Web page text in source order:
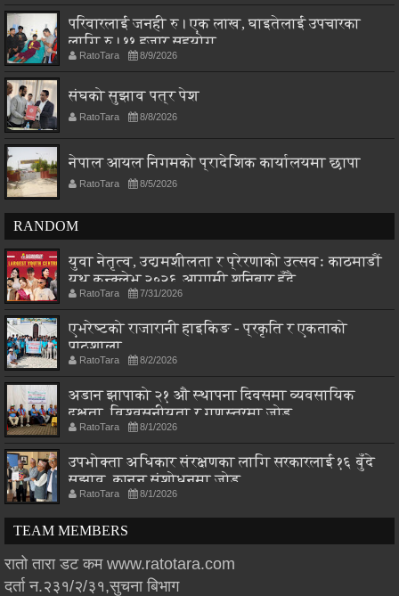
परिवारलाई जनही रु। एक लाख, घाइतेलाई उपचारका
लागि रु। ११ हजार सहयोग
RatoTara 8/9/2026
संघको सुझाव पत्र पेश
RatoTara 8/8/2026
नेपाल आयल निगमको प्रादेशिक कार्यालयमा छापा
RatoTara 8/5/2026
RANDOM
युवा नेतृत्व, उद्यमशीलता र प्रेरणाको उत्सवः काठमाडौं
युथ कन्क्लेभ २०२६ आगामी शनिबार हुँदै
RatoTara 7/31/2026
एभरेष्टको राजारानी हाइकिङ - प्रकृति र एकताको
पाठशाला
RatoTara 8/2/2026
अडान झापाको २१ औ स्थापना दिवसमा व्यवसायिक
दक्षता, विश्वसनीयता र गुणस्तरमा जोड
RatoTara 8/1/2026
उपभोक्ता अधिकार संरक्षणका लागि सरकारलाई १६ बुँदे
सुझाव, कानुन संशोधनमा जोड
RatoTara 8/1/2026
TEAM MEMBERS
रातो तारा डट कम www.ratotara.com
दर्ता न.२३१/२/३१,सुचना बिभाग